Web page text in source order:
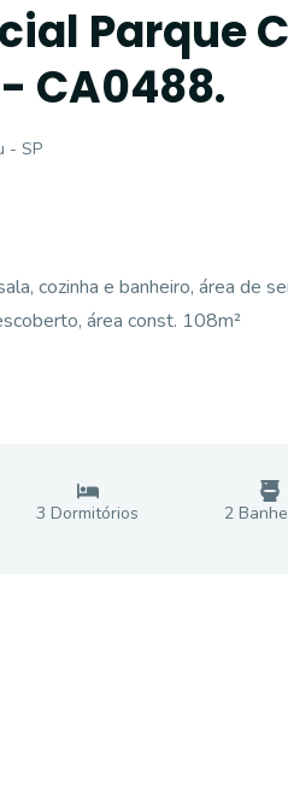
Parque
CA0488.
- SP
cozinha e banheiro, área de
área const. 108m²
3 Dormitórios 2